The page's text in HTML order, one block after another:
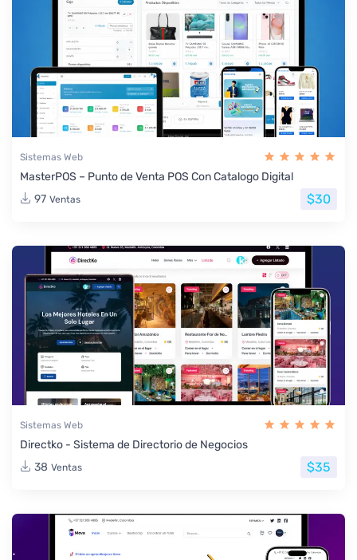
Sistemas Web
MasterPOS – Punto de Venta POS Con Catalogo Digital
97 Ventas $30
Sistemas Web
Directko - Sistema de Directorio de Negocios
38 Ventas $35